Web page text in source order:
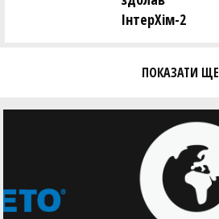
ІнтерХім-2
ПОКАЗАТИ ЩЕ